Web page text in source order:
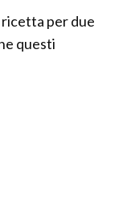
per due
questi